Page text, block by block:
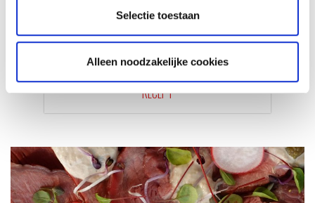
Selectie toestaan
Alleen noodzakelijke cookies
KAISERSCHMARNN
RECEPT